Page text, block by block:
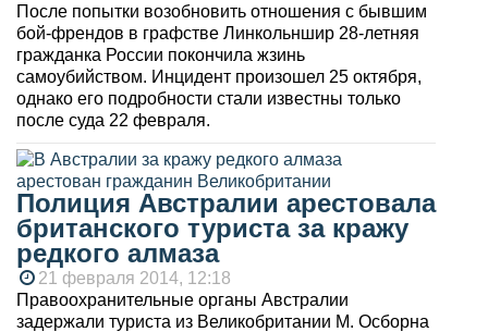
После попытки возобновить отношения с бывшим
бой-френдов в графстве Линкольншир 28-летняя
гражданка России покончила жзинь
самоубийством. Инцидент произошел 25 октября,
однако его подробности стали известны только
после суда 22 февраля.
Полиция Австралии арестовала
британского туриста за кражу
редкого алмаза
21 февраля 2014, 12:18
Правоохранительные органы Австралии
задержали туриста из Великобритании М. Осборна